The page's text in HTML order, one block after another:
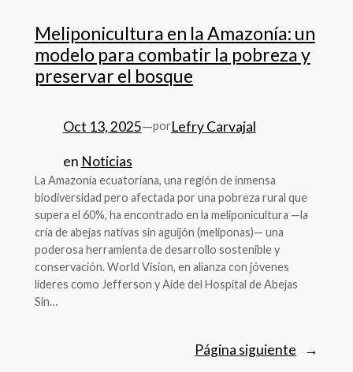
Meliponicultura en la Amazonía: un
modelo para combatir la pobreza y
preservar el bosque
Oct 13, 2025—porLefry Carvajal
en Noticias
La Amazonía ecuatoriana, una región de inmensa
biodiversidad pero afectada por una pobreza rural que
supera el 60%, ha encontrado en la meliponicultura —la
cría de abejas nativas sin aguijón (meliponas)— una
poderosa herramienta de desarrollo sostenible y
conservación. World Vision, en alianza con jóvenes
líderes como Jefferson y Aide del Hospital de Abejas
Sin…
Página siguiente →